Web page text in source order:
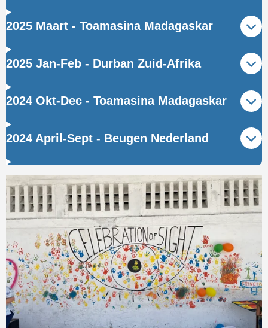
2025 Maart - Toamasina Madagaskar
2025 Jan-Feb - Durban Zuid-Afrika
2024 Okt-Dec - Toamasina Madagaskar
2024 April-Sept - Beugen Nederland